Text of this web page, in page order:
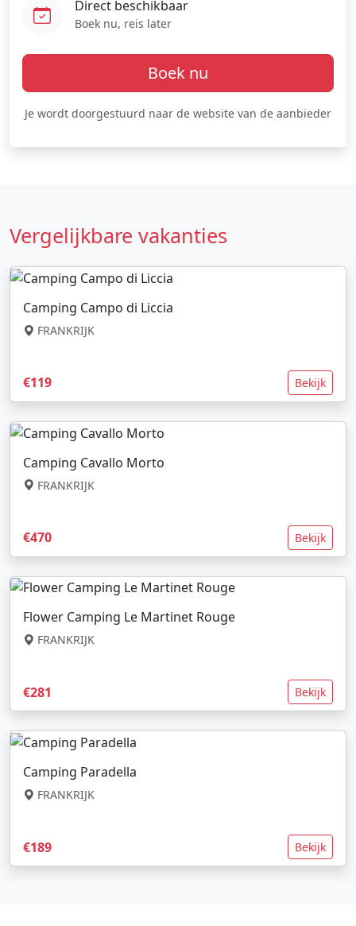
Direct beschikbaar
Boek nu, reis later
Boek nu
Je wordt doorgestuurd naar de website van de aanbieder
Vergelijkbare vakanties
Camping Campo di Liccia
FRANKRIJK
€119 Bekijk
Camping Cavallo Morto
FRANKRIJK
€470 Bekijk
Flower Camping Le Martinet Rouge
FRANKRIJK
€281 Bekijk
Camping Paradella
FRANKRIJK
€189 Bekijk